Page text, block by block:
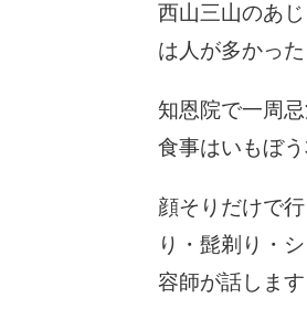
西山三山のあじ
は人が多かった
知恩院で一周
食事はいもぼ
顔そりだけで
り・髭剃り・
容師が話します